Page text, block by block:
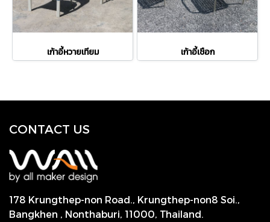
เก้าอี้หวายเทียม เก้าอี้เชือก
CONTACT US
178 Krungthep-non Road., Krungthep-non8 Soi.,
Bangkhen , Nonthaburi, 11000, Thailand.